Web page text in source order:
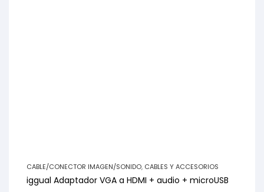
CABLE/CONECTOR IMAGEN/SONIDO, CABLES Y ACCESORIOS
iggual Adaptador VGA a HDMI + audio + microUSB